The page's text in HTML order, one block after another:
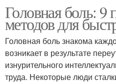
Головная боль: 9
методов для
Головная боль знакома
возникает в результате
изнурительного
труда. Некоторые люди